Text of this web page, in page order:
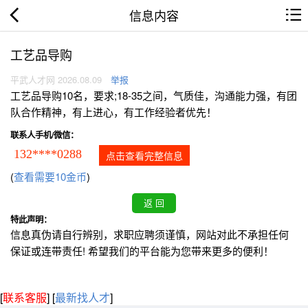
信息内容
工艺品导购
平武人才网 2026.08.09 举报
工艺品导购10名，要求;18-35之间，气质佳，沟通能力强，有团
队合作精神，有上进心，有工作经验者优先！
联系人手机/微信：
132****0288 点击查看完整信息
(查看需要10金币)
特此声明：
信息真伪请自行辨别，求职应聘须谨慎，网站对此不承担任何
保证或连带责任! 希望我们的平台能为您带来更多的便利！
[联系客服] [最新找人才]